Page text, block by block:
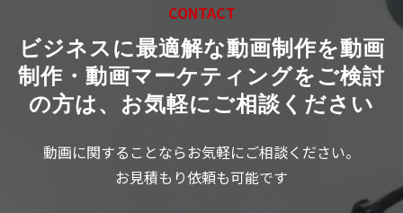
CONTACT
ビジネスに最適解な動画制作を動画
制作・動画マーケティングをご検討
の方は、お気軽にご相談ください
動画に関することならお気軽にご相談ください。
お見積もり依頼も可能です